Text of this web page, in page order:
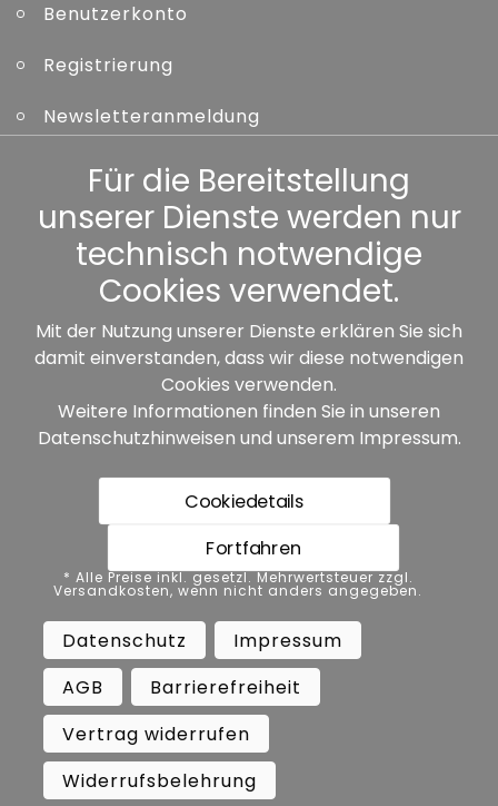
Benutzerkonto
Registrierung
Newsletteranmeldung
Kennwort vergessen
Sonstiges
Unsere Partner:
* Alle Preise inkl. gesetzl. Mehrwertsteuer zzgl.
Versandkosten, wenn nicht anders angegeben.
Datenschutz Impressum
Barrierefreiheit
Vertrag widerrufen
Widerrufsbelehrung
Copyright ©Busch.
All Rights Reserved.
Für die Bereitstellung
unserer Dienste werden nur
technisch notwendige
Cookies verwendet.
Mit der Nutzung unserer Dienste erklären Sie sich
damit einverstanden, dass wir diese notwendigen
Cookies verwenden.
Weitere Informationen finden Sie in unseren
Datenschutzhinweisen und unserem Impressum.
Cookiedetails
Fortfahren
* Alle Preise inkl. gesetzl. Mehrwertsteuer zzgl.
Versandkosten, wenn nicht anders angegeben.
Datenschutz
Impressum
AGB
Barrierefreiheit
Vertrag widerrufen
Widerrufsbelehrung